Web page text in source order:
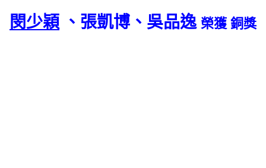
閔少穎 、張凱博、吳品逸 榮獲 銅獎